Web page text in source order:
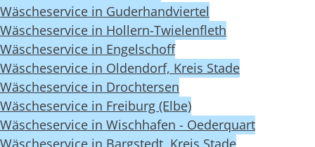
Wäscheservice in Guderhandviertel
Wäscheservice in Hollern-Twielenfleth
Wäscheservice in Engelschoff
Wäscheservice in Oldendorf, Kreis Stade
Wäscheservice in Drochtersen
Wäscheservice in Freiburg (Elbe)
Wäscheservice in Wischhafen - Oederquart
Wäscheservice in Bargstedt, Kreis Stade